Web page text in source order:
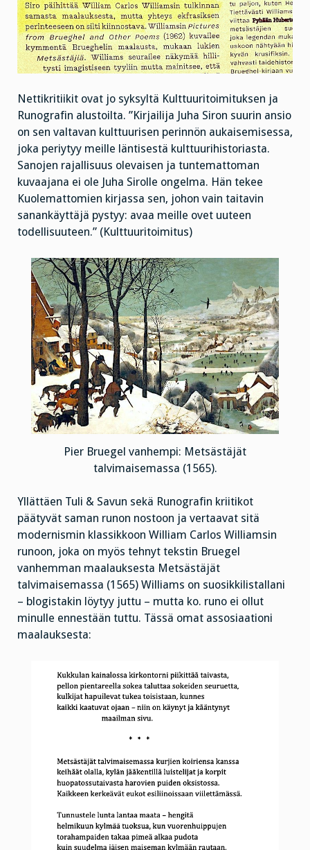
Nettikritiikit ovat jo syksyltä Kulttuuritoimituksen ja
Runografin alustoilta. ”Kirjailija Juha Siron suurin ansio
on sen valtavan kulttuurisen perinnön aukaisemisessa,
joka periytyy meille läntisestä kulttuurihistoriasta.
Sanojen rajallisuus olevaisen ja tuntemattoman
kuvaajana ei ole Juha Sirolle ongelma. Hän tekee
Kuolemattomien kirjassa sen, johon vain taitavin
sanankäyttäjä pystyy: avaa meille ovet uuteen
todellisuuteen.” (Kulttuuritoimitus)
Pier Bruegel vanhempi: Metsästäjät
talvimaisemassa (1565).
Yllättäen Tuli & Savun sekä Runografin kriitikot
päätyvät saman runon nostoon ja vertaavat sitä
modernismin klassikkoon William Carlos Williamsin
runoon, joka on myös tehnyt tekstin Bruegel
vanhemman maalauksesta Metsästäjät
talvimaisemassa (1565) Williams on suosikkilistallani
– blogistakin löytyy juttu – mutta ko. runo ei ollut
minulle ennestään tuttu. Tässä omat assosiaationi
maalauksesta: